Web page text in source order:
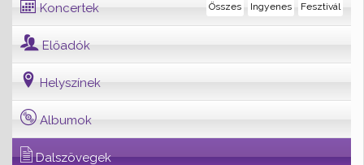
Koncertek Fesztivál
Ingyenes
Összes
Előadók
Helyszínek
Albumok
Dalszövegek